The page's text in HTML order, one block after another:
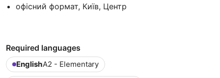
офісний формат, Київ, Центр
Required languages
EnglishA2 - Elementary